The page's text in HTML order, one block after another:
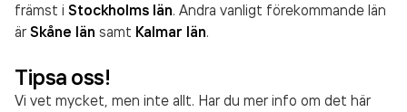
främst i Stockholms län. Andra vanligt förekommande län
är Skåne län samt Kalmar län.
Tipsa oss!
Vi vet mycket, men inte allt. Har du mer info om det här